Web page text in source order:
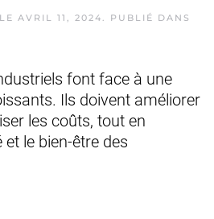
LE AVRIL 11, 2024. PUBLIÉ DANS
font face à une
Ils doivent améliorer
les coûts, tout en
le bien-être des